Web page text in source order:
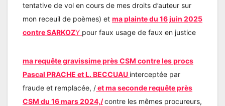
tentative de vol en cours de mes droits d’auteur sur
mon receuil de poèmes) et ma plainte du 16 juin 2025
contre SARKOZY pour faux usage de faux en justice
ma requête gravissime près CSM contre les procs
Pascal PRACHE et L. BECCUAU interceptée par
fraude et remplacée, /et ma seconde requête près
CSM du 16 mars 2024,/contre les mêmes procureurs,